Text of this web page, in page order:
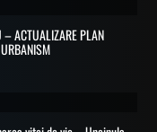
ACTUALIZARE PLAN